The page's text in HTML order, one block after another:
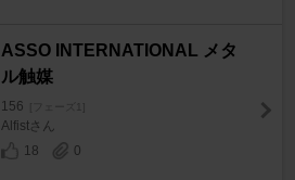
ASSO INTERNATIONAL メタ
ル触媒
156 [フェーズ1]
Alfistさん
18
0